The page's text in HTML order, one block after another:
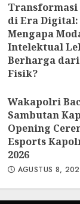
Transformasi
di Era Digital:
Mengapa
Intelektual
Berharga dari
Fisik?
Wakapolri
Sambutan
Opening
Esports
2026
AGUSTUS 8,